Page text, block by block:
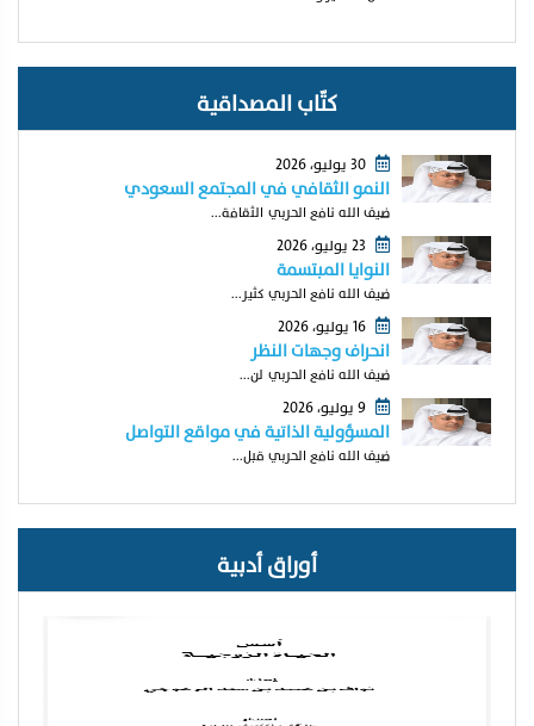
كتّاب المصداقية
30 يوليو، 2026
النمو الثقافي في المجتمع السعودي
ضيف الله نافع الحربي الثقافة...
النوايا المبتسمة
ضيف الله نافع الحربي كثير...
16 يوليو، 2026
انحراف وجهات النظر
ضيف الله نافع الحربي لن...
9 يوليو، 2026
المسؤولية الذاتية في مواقع التواصل
ضيف الله نافع الحربي قبل...
أوراق أدبية